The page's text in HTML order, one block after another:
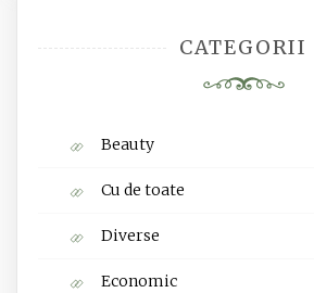
CATEGORII
Beauty
Cu de toate
Diverse
Economic